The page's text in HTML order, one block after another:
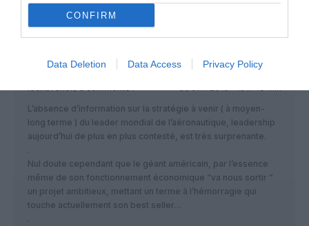
CONFIRM
Data Deletion Data Access Privacy Policy
Ok…
L’absence d’information sur la stratégie à venir ( à moyen-
long terme ) du leader mondial de l’aéronautique, leadership
aujourd’hui de plus en plus contesté, est très surprenante.
Nul doute cependant que le géant américain, par l’essence
même de son fonctionnement économique “va nous sortir ”
un projet ambitieux, mettant un terme à l’hémorragie qui
touche actuellement son best seller…